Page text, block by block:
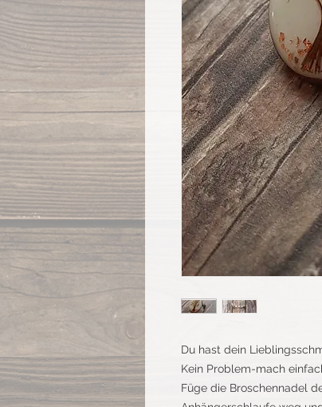
Du hast dein
Kein Problem-mach
Füge die Broschennadel